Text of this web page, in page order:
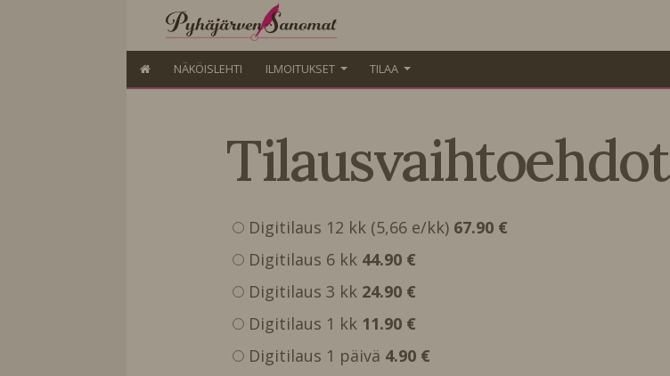
NÄKÖISLEHTI ILMOITUKSET TILAA
Tilausvaihtoehdot
Digitilaus 12 kk (5,66 e/kk) 67.90 €
Digitilaus 6 kk 44.90 €
Digitilaus 3 kk 24.90 €
Digitilaus 1 kk 11.90 €
Digitilaus 1 päivä 4.90 €